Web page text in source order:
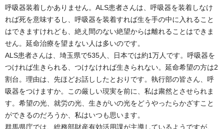
呼吸器装着しかありません。ALS患者さんは、呼吸器を装着しなけ
れば死を意味するし、呼吸器を装着すれば生を手の中に入れること
はできますけれども、絶え間のない絶望からは離れることはできま
せん。延命治療を望まない人は多いのです。
ALS患者さんは、埼玉県で535人、日本では約1万人です。呼吸器を
つければ生きられる、つけなければ生きられない。延命希望の方は2
割台。理由は、先ほどお話ししたとおりです。執行部の皆さん、呼
吸器をつけますか。この厳しい現実を前に、私は粛然とさせられま
す。希望の光、就労の光、生きがいの光をどうやったらかざすこと
ができるのだろうか、私はいつも思います。
群馬県庁では、総務部財産有効活用課が主導しているようですが、